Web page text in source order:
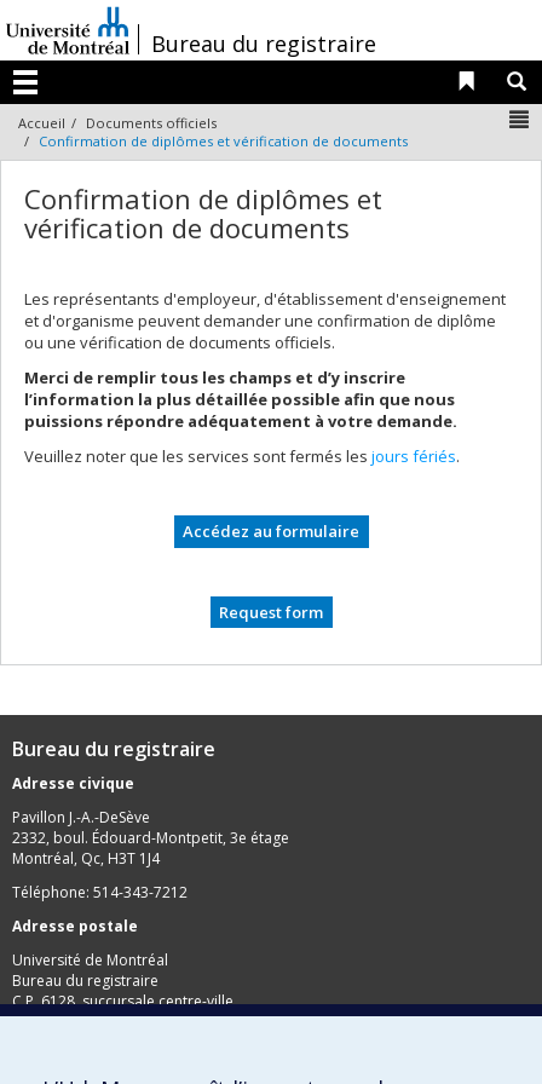
au
contenu
/Bureau du registraire
Menu
Liens
Accueil
Documents officiels
Confirmation de diplômes et vérification de documents
Confirmation de diplômes et
vérification de documents
Les représentants d'employeur, d'établissement d'enseignement
et d'organisme peuvent demander une confirmation de diplôme
ou une vérification de documents officiels.
Merci de remplir tous les champs et d’y inscrire
l’information la plus détaillée possible afin que nous
puissions répondre adéquatement à votre demande.
Veuillez noter que les services sont fermés les jours fériés.
Accédez au formulaire
Request form
Bureau du registraire
Adresse civique
Pavillon J.-A.-DeSève
2332, boul. Édouard-Montpetit, 3e étage
Montréal, Qc, H3T 1J4
Téléphone: 514-343-7212
Adresse postale
Université de Montréal
Bureau du registraire
C.P. 6128, succursale centre-ville
Montréal, Qc, H3C 3J7